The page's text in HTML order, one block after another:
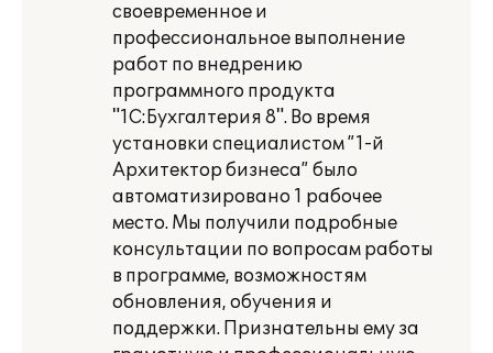
своевременное и
профессиональное выполнение
работ по внедрению
программного продукта
"1С:Бухгалтерия 8". Во время
установки специалистом ”1-й
Архитектор бизнеса” было
автоматизировано 1 рабочее
место. Мы получили подробные
консультации по вопросам работы
в программе, возможностям
обновления, обучения и
поддержки. Признательны ему за